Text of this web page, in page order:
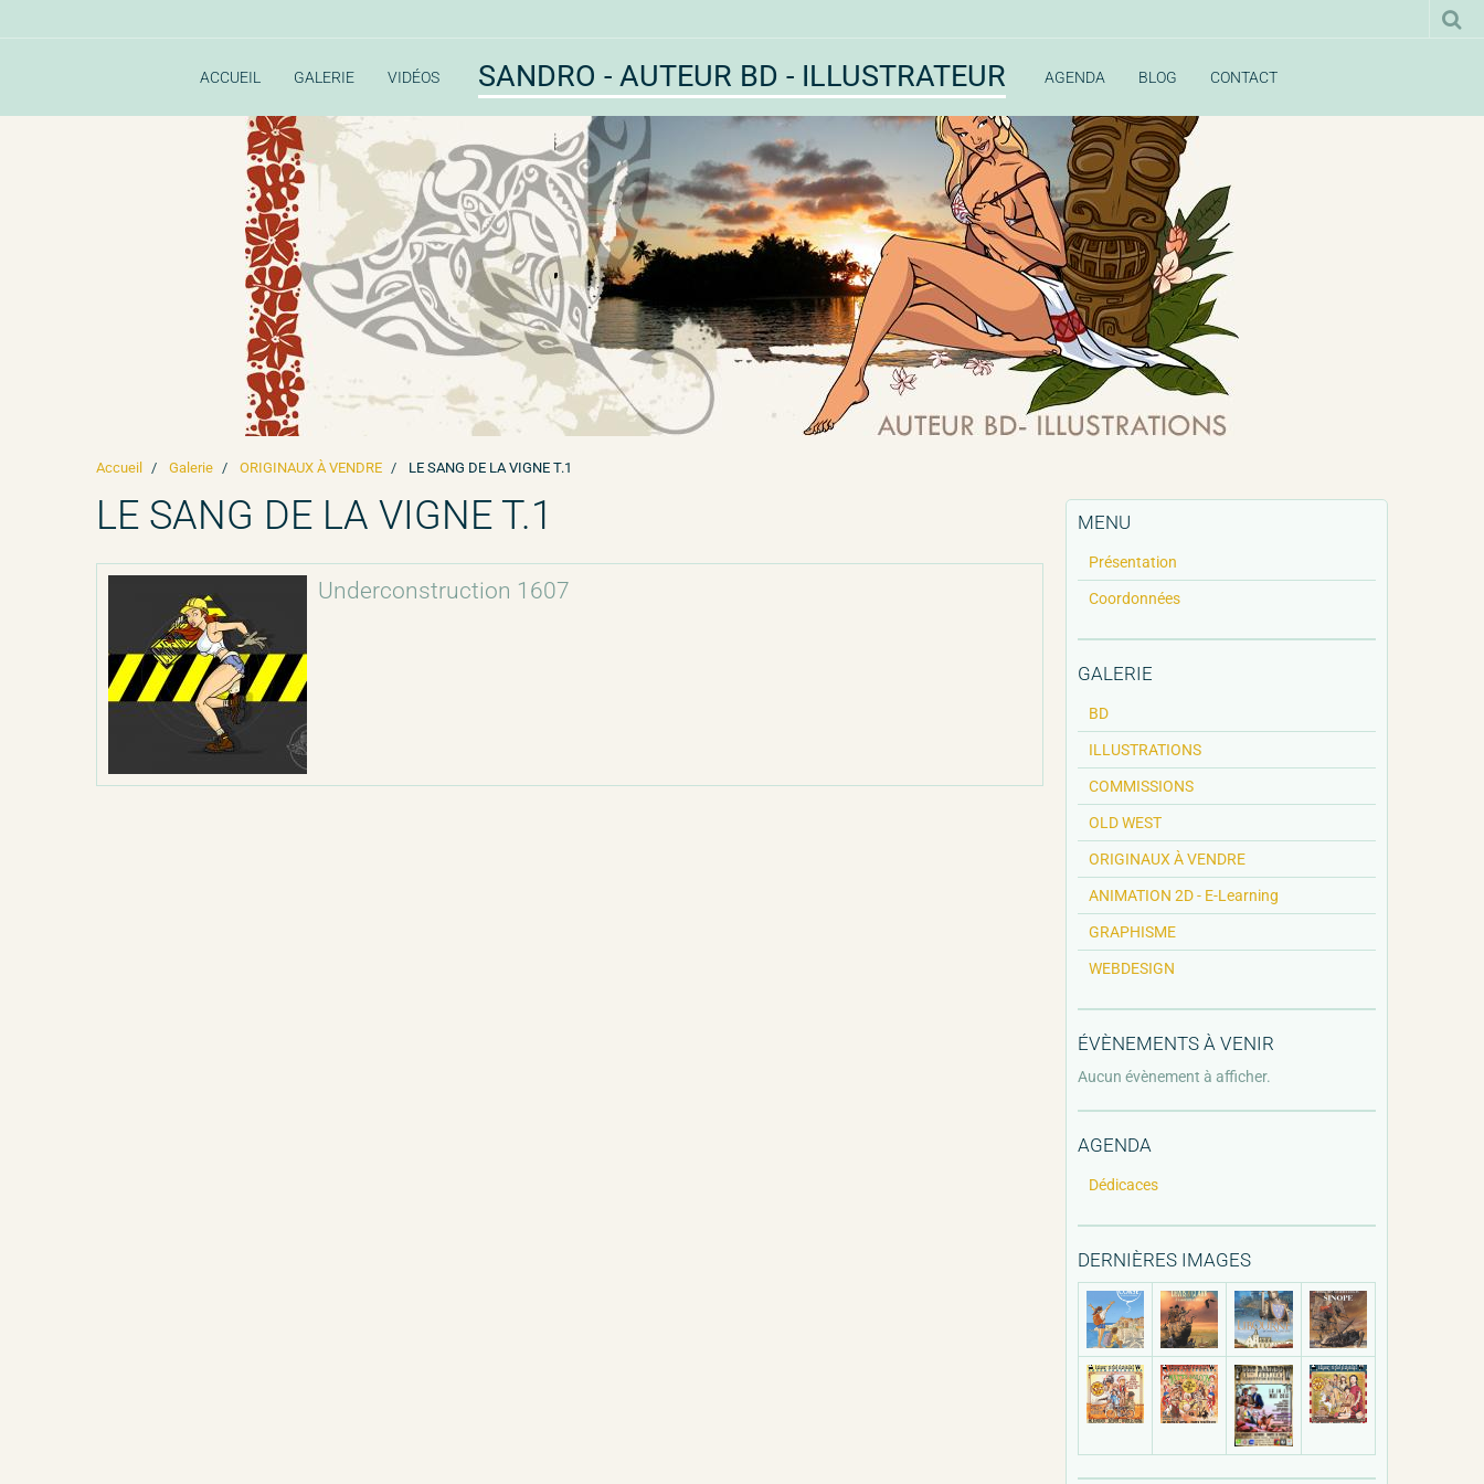
ACCUEIL GALERIE VIDÉOS SANDRO - AUTEUR BD - ILLUSTRATEUR AGENDA BLOG CONTACT
Accueil Galerie ORIGINAUX À VENDRE LE SANG DE LA VIGNE T.1
LE SANG DE LA VIGNE T.1
Underconstruction 1607
MENU
Présentation
Coordonnées
GALERIE
BD
ILLUSTRATIONS
COMMISSIONS
OLD WEST
ORIGINAUX À VENDRE
ANIMATION 2D - E-Learning
GRAPHISME
WEBDESIGN
ÉVÈNEMENTS À VENIR
Aucun évènement à afficher.
AGENDA
Dédicaces
DERNIÈRES IMAGES